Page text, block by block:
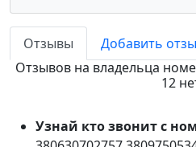
Отзывы
Добавить
Отзывов на владельца
12
Узнай кто звонит с